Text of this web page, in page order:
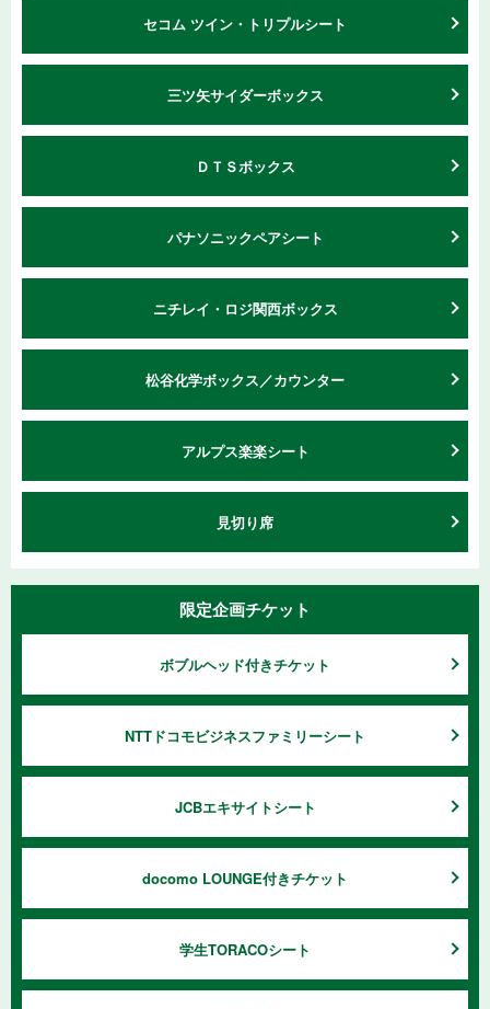
セコム ツイン・トリプルシート
三ツ⽮サイダーボックス
ＤＴＳボックス
パナソニックペアシート
ニチレイ・ロジ関西ボックス
松谷化学ボックス／カウンター
アルプス楽楽シート
見切り席
限定企画チケット
ボブルヘッド付きチケット
NTTドコモビジネスファミリーシート
JCBエキサイトシート
docomo LOUNGE付きチケット
学生TORACOシート